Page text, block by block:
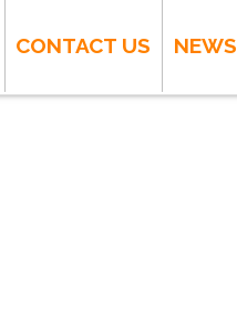
CONTACT US NEWS